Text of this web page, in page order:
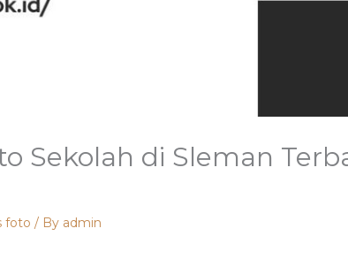
Sekolah di Sleman
foto / By admin